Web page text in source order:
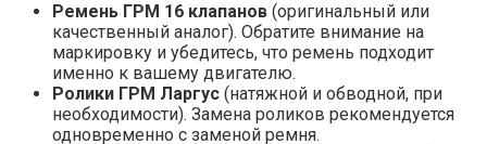
Ремень ГРМ 16 клапанов (оригинальный или
качественный аналог). Обратите внимание на
маркировку и убедитесь, что ремень подходит
именно к вашему двигателю.
Ролики ГРМ Ларгус (натяжной и обводной, при
необходимости). Замена роликов рекомендуется
одновременно с заменой ремня.